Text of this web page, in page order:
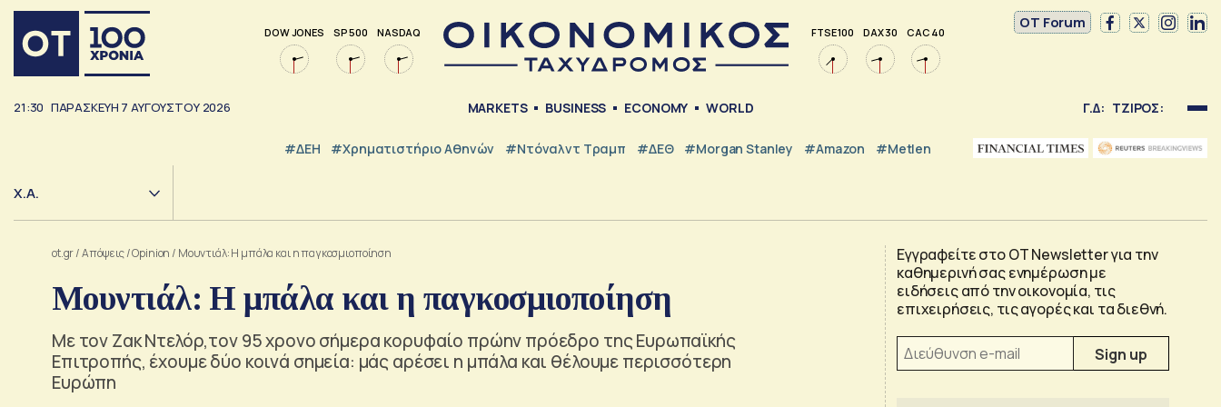
DOW JONES SP 500 NASDAQ FTSE 100 DAX 30 CAC 40
OT Forum
21:30 ΠΑΡΑΣΚΕΥΉ 7 ΑΥΓΟΎΣΤΟΥ 2026 MARKETS BUSINESS ECONOMY WORLD Γ.Δ: ΤΖΙΡΟΣ:
#ΔΕΗ #Χρηματιστήριο Αθηνών #Ντόναλντ Τραμπ #ΔΕΘ #Morgan Stanley #Amazon #Metlen
Χ.Α.
ot.gr/Απόψεις/Opinion / Μουντιάλ: Η μπάλα και η παγκοσμιοποίηση
Μουντιάλ: Η μπάλα και η παγκοσμιοποίηση
Με τον Ζακ Ντελόρ,τον 95 χρονο σήμερα κορυφαίο πρώην πρόεδρο της Ευρωπαϊκής
Επιτροπής, έχουμε δύο κοινά σημεία: μάς αρέσει η μπάλα και θέλουμε περισσότερη
Ευρώπη
Εγγραφείτε στο OT Newsletter για την
καθημερινή σας ενημέρωση με
ειδήσεις από την οικονομία, τις
επιχειρήσεις, τις αγορές και τα διεθνή.